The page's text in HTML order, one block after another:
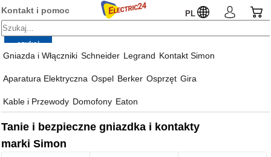
Kontakt i pomoc PL
Gniazda i Włączniki Schneider Legrand Kontakt Simon
Aparatura Elektryczna Ospel Berker Osprzęt Gira
Kable i Przewody Domofony Eaton
Tanie i bezpieczne gniazdka i kontakty
marki Simon